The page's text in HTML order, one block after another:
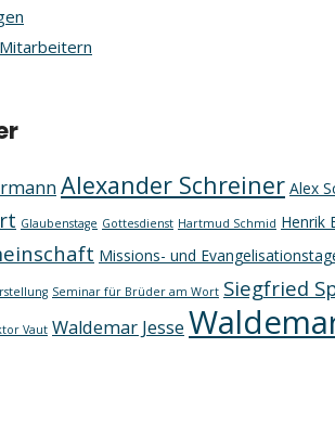
Alexander Schreiner Alex
Glaubenstage Gottesdienst Hartmud Schmid Henrik
Missions- und
Seminar für Brüder am Wort Siegfried
Vaut Waldemar Jesse